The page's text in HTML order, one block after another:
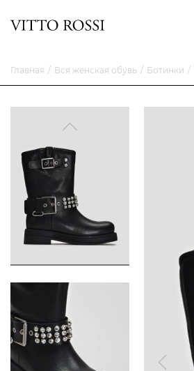
Главная Вся женская обувь Ботинки